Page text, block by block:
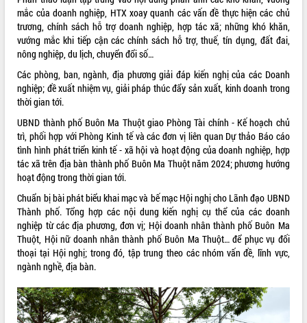
ALBUM ẢNH
LIÊN KẾT WEB
THỐNG KÊ TRUY CẬP
Hôm nay:
19714
Tất cả: 66105382
mắc của doanh nghiệp, HTX xoay quanh các vấn đề thực hiện các chủ
trương, chính sách hỗ trợ doanh nghiệp, hợp tác xã; những khó khăn,
vướng mắc khi tiếp cận các chính sách hỗ trợ, thuế, tín dụng, đất đai,
nông nghiệp, du lịch, chuyển đổi số…
Các phòng, ban, ngành, địa phương giải đáp kiến nghị của các Doanh
nghiệp; đề xuất nhiệm vụ, giải pháp thúc đẩy sản xuất, kinh doanh trong
thời gian tới.
UBND thành phố Buôn Ma Thuột giao Phòng Tài chính - Kế hoạch chủ
trì, phối hợp với Phòng Kinh tế và các đơn vị liên quan Dự thảo Báo cáo
tình hình phát triển kinh tế - xã hội và hoạt động của doanh nghiệp, hợp
tác xã trên địa bàn thành phố Buôn Ma Thuột năm 2024; phương hướng
hoạt động trong thời gian tới.
Chuẩn bị bài phát biểu khai mạc và bế mạc Hội nghị cho Lãnh đạo UBND
Thành phố. Tổng hợp các nội dung kiến nghị cụ thể của các doanh
nghiệp từ các địa phương, đơn vị; Hội doanh nhân thành phố Buôn Ma
Thuột, Hội nữ doanh nhân thành phố Buôn Ma Thuột… để phục vụ đối
thoại tại Hội nghị; trong đó, tập trung theo các nhóm vấn đề, lĩnh vực,
ngành nghề, địa bàn.